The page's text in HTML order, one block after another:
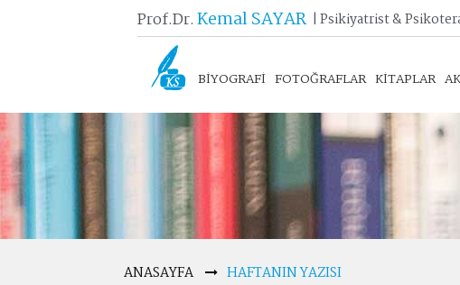
Prof.Dr.Kemal SAYAR | Psikiyatrist &
BİYOGRAFİ FOTOĞRAFLAR KİTAPLAR
ANASAYFA HAFTANIN YAZISI